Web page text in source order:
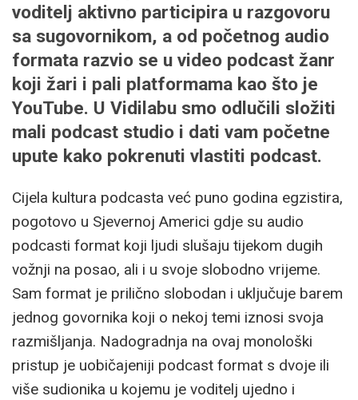
voditelj aktivno participira u razgovoru
sa sugovornikom, a od početnog audio
formata razvio se u video podcast žanr
koji žari i pali platformama kao što je
YouTube. U Vidilabu smo odlučili složiti
mali podcast studio i dati vam početne
upute kako pokrenuti vlastiti podcast.
Cijela kultura podcasta već puno godina egzistira,
pogotovo u Sjevernoj Americi gdje su audio
podcasti format koji ljudi slušaju tijekom dugih
vožnji na posao, ali i u svoje slobodno vrijeme.
Sam format je prilično slobodan i uključuje barem
jednog govornika koji o nekoj temi iznosi svoja
razmišljanja. Nadogradnja na ovaj monološki
pristup je uobičajeniji podcast format s dvoje ili
više sudionika u kojemu je voditelj ujedno i